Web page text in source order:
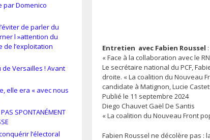
Entretien avec Fabien Roussel :
« Face à la collaboration avec le
Le secrétaire national du PCF,
droite. « La coalition du Nouveau
candidate à Matignon, Lucie
Publié le 11 septembre 2024
Diego Chauvet Gaël De Santis
« La coalition du Nouveau Front
Fabien Roussel ne décolère pas :
par Domenico
de parler du
l »attention du
de l’exploitation
Versailles ! Avant
elle era « avec nous
SPONTANÉMENT
l’électoral